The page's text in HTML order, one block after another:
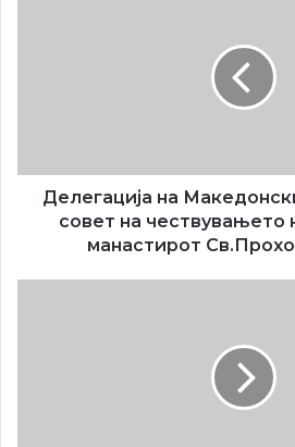
Илинден
манастирот
Св.Прохор
Делегација на
совет на чествувањето
манастирот